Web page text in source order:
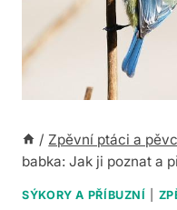
/ Zpěvní ptáci a
babka: Jak ji poznat a
SÝKORY A PŘÍBUZNÍ